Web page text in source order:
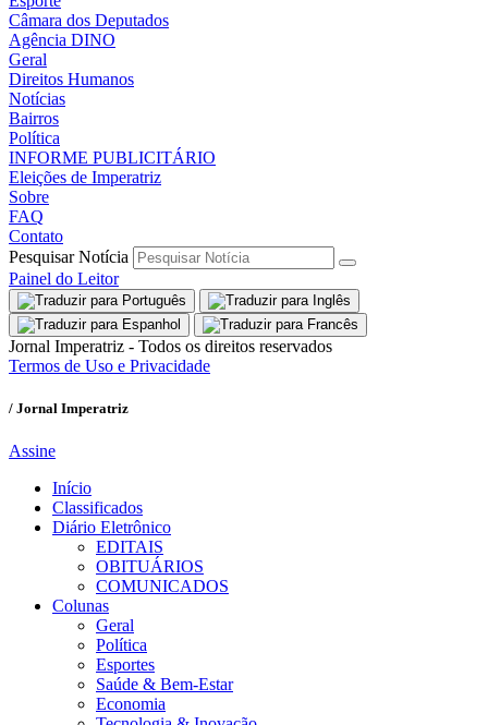
Câmara dos Deputados
Agência DINO
Geral
Direitos Humanos
Notícias
Bairros
Política
INFORME PUBLICITÁRIO
Eleições de Imperatriz
Sobre
FAQ
Contato
Pesquisar Notícia
Painel do Leitor
Jornal Imperatriz - Todos os direitos reservados
Termos de Uso e Privacidade
/ Jornal Imperatriz
Assine
Início
Classificados
Diário Eletrônico
EDITAIS
OBITUÁRIOS
COMUNICADOS
Colunas
Geral
Política
Esportes
Saúde & Bem-Estar
Economia